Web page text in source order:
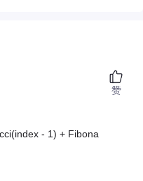
- 1) + Fibona
赞